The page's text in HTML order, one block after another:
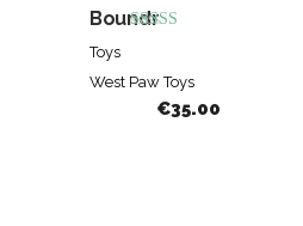
Boundr
5.00
van de 5
Toys
West Paw Toys
€35.00